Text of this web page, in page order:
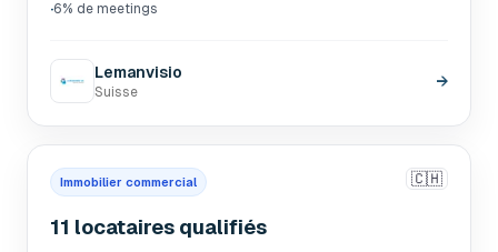
·6% de meetings
Lemanvisio
Suisse
→
Immobilier commercial 🇨🇭
11 locataires qualifiés